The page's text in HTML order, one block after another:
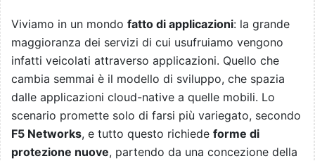
Viviamo in un mondo fatto di applicazioni: la grande
maggioranza dei servizi di cui usufruiamo vengono
infatti veicolati attraverso applicazioni. Quello che
cambia semmai è il modello di sviluppo, che spazia
dalle applicazioni cloud-native a quelle mobili. Lo
scenario promette solo di farsi più variegato, secondo
F5 Networks, e tutto questo richiede forme di
protezione nuove, partendo da una concezione della